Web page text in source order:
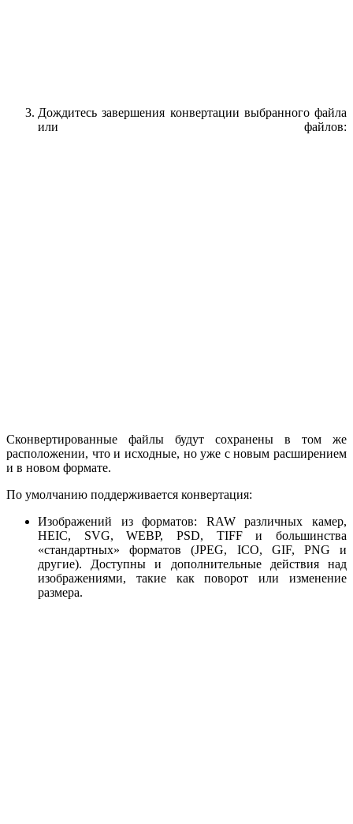
Дождитесь завершения конвертации выбранного файла
или файлов:
Сконвертированные файлы будут сохранены в том же
расположении, что и исходные, но уже с новым расширением
и в новом формате.
По умолчанию поддерживается конвертация:
Изображений из форматов: RAW различных камер,
HEIC, SVG, WEBP, PSD, TIFF и большинства
«стандартных» форматов (JPEG, ICO, GIF, PNG и
другие). Доступны и дополнительные действия над
изображениями, такие как поворот или изменение
размера.